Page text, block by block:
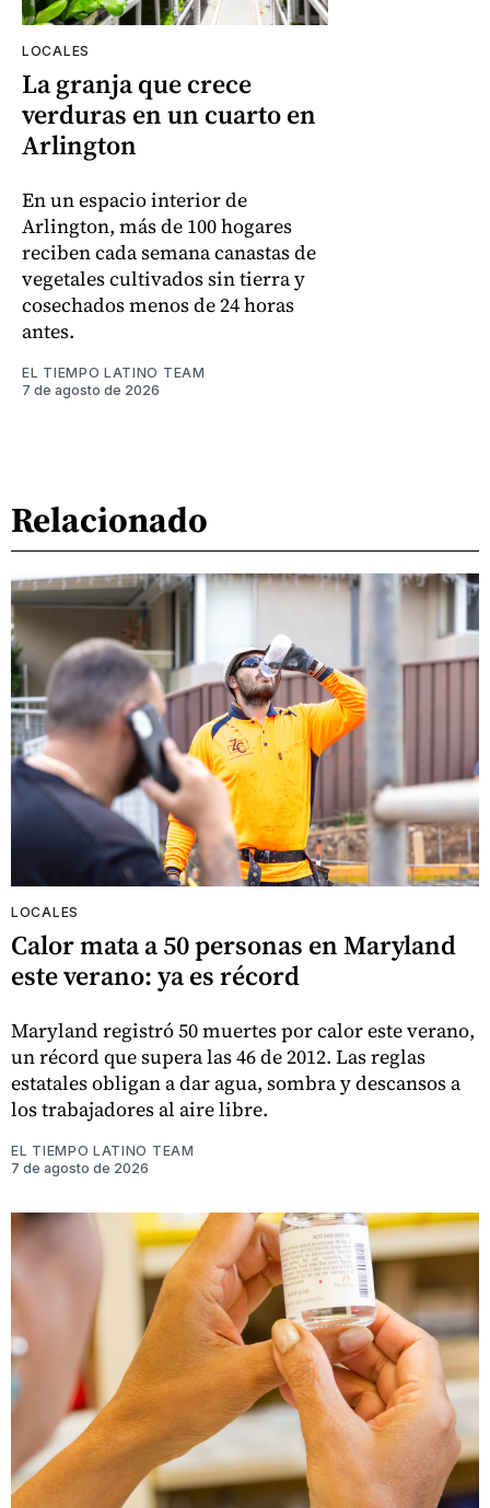
LOCALES
La granja que crece
verduras en un cuarto en
Arlington
En un espacio interior de
Arlington, más de 100 hogares
reciben cada semana canastas de
vegetales cultivados sin tierra y
cosechados menos de 24 horas
antes.
EL TIEMPO LATINO TEAM
7 de agosto de 2026
Relacionado
LOCALES
Calor mata a 50 personas en Maryland
este verano: ya es récord
Maryland registró 50 muertes por calor este verano,
un récord que supera las 46 de 2012. Las reglas
estatales obligan a dar agua, sombra y descansos a
los trabajadores al aire libre.
EL TIEMPO LATINO TEAM
7 de agosto de 2026